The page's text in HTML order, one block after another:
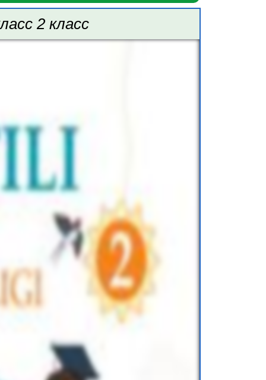
2 класс